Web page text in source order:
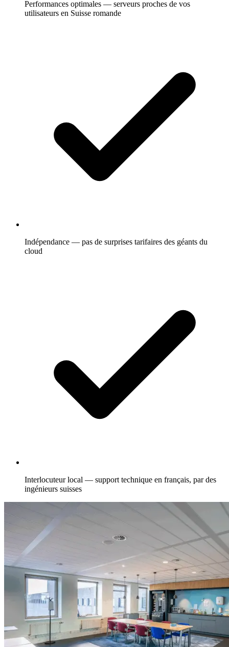
Performances optimales — serveurs proches de vos
utilisateurs en Suisse romande
Indépendance — pas de surprises tarifaires des géants du
cloud
Interlocuteur local — support technique en français, par des
ingénieurs suisses